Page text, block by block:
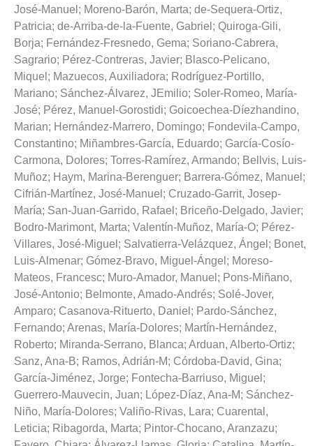
José-Manuel ; Moreno-Barón, Marta; de-Sequera-Ortiz,
Patricia; de-Arriba-de-la-Fuente, Gabriel ; Quiroga-Gili,
Borja; Fernández-Fresnedo, Gema; Soriano-Cabrera,
Sagrario; Pérez-Contreras, Javier; Blasco-Pelicano,
Miquel ; Mazuecos, Auxiliadora; Rodríguez-Portillo,
Mariano; Sánchez-Álvarez, JEmilio; Soler-Romeo, María-
José; Pérez, Manuel-Gorostidi; Goicoechea-Díezhandino,
Marian; Hernández-Marrero, Domingo; Fondevila-Campo,
Constantino; Miñambres-García, Eduardo; García-Cosío-
Carmona, Dolores; Torres-Ramírez, Armando; Bellvis, Luis-
Muñoz; Haym, Marina-Berenguer; Barrera-Gómez, Manuel ;
Cifrián-Martínez, José-Manuel ; Cruzado-Garrit, Josep-
María; San-Juan-Garrido, Rafael ; Briceño-Delgado, Javier;
Bodro-Marimont, Marta; Valentín-Muñoz, María-O; Pérez-
Villares, José-Miguel ; Salvatierra-Velázquez, Ángel ; Bonet,
Luis-Almenar; Gómez-Bravo, Miguel-Ángel ; Moreso-
Mateos, Francesc; Muro-Amador, Manuel ; Pons-Miñano,
José-Antonio; Belmonte, Amado-Andrés; Solé-Jover,
Amparo; Casanova-Rituerto, Daniel ; Pardo-Sánchez,
Fernando; Arenas, María-Dolores; Martín-Hernández,
Roberto; Miranda-Serrano, Blanca; Arduan, Alberto-Ortiz;
Sanz, Ana-B; Ramos, Adrián-M; Córdoba-David, Gina;
García-Jiménez, Jorge; Fontecha-Barriuso, Miguel ;
Guerrero-Mauvecin, Juan; López-Díaz, Ana-M; Sánchez-
Niño, María-Dolores; Valiño-Rivas, Lara; Cuarental,
Leticia; Ribagorda, Marta; Pintor-Chocano, Aranzazu;